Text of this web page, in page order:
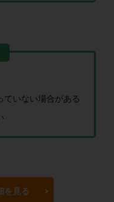
ていない場合がある
を見る